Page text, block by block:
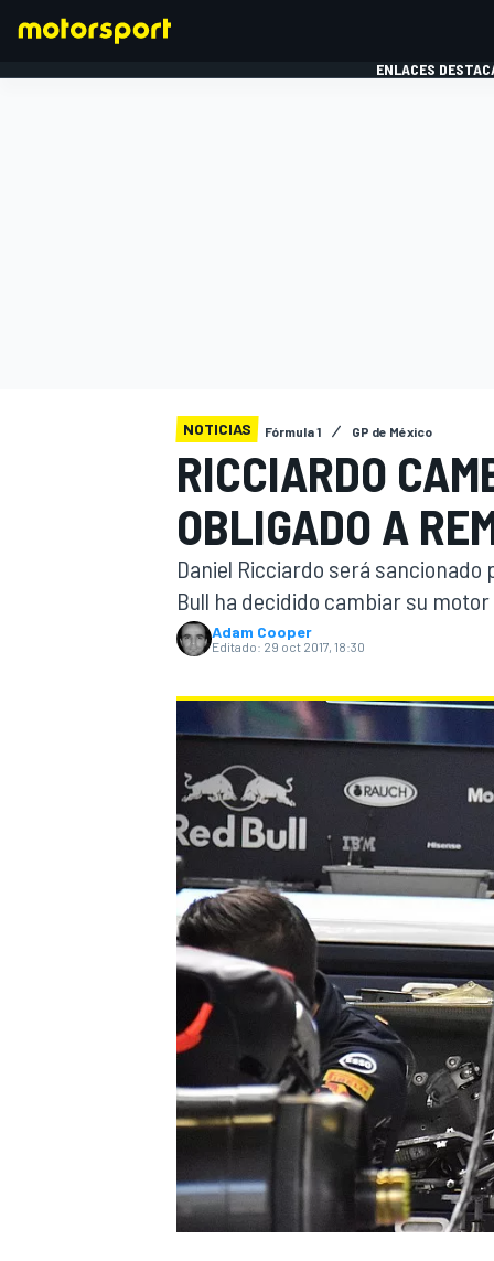
WEC FÓRMULA E
ENLACES
NOTICIAS Fórmula 1 GP de México
RICCIARDO
OBLIGADO A
Daniel Ricciardo será sancionado
Bull ha decidido cambiar su
Adam Cooper
Editado: 29 oct 2017, 18:30